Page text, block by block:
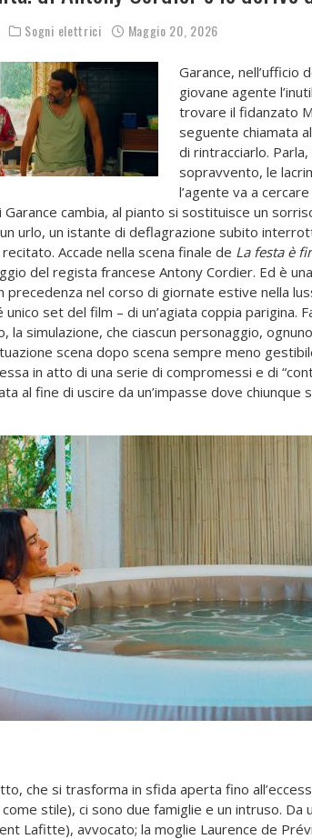
Sogni elettrici Maggio 20, 2026
Garance, nell’ufficio
giovane agente
trovare il fidanzato
seguente chiamata
di rintracciarlo.
sopravvento, le
l’agente va a
cambia, al pianto si sostituisce un
urlo, un istante di deflagrazione subito
Accade nella scena finale de La festa è
del regista francese Antony Cordier. Ed è
precedenza nel corso di giornate estive nella
set del film – di un’agiata coppia parigina.
la simulazione, che ciascun personaggio,
scena dopo scena sempre meno
in atto di una serie di compromessi e di
al fine di uscire da un’impasse dove chiunque
che si trasforma in sfida aperta fino
stile), ci sono due famiglie e un intruso.
Lafitte), avvocato; la moglie Laurence de